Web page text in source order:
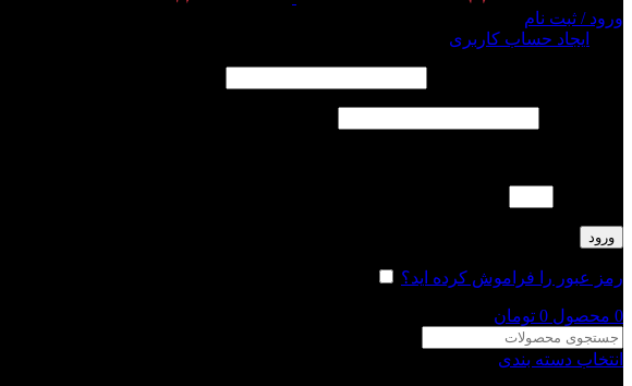
ورود / ثبت نام
ایجاد حساب کاربری
ورود
رمز عبور را فراموش کرده اید؟
0 محصول 0 تومان
انتخاب دسته بندی